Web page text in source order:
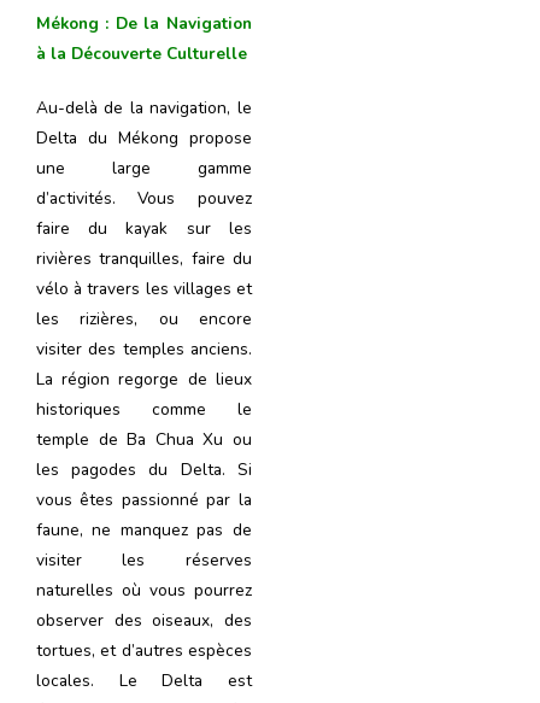
Mékong : De la Navigation
à la Découverte Culturelle
Au-delà de la navigation, le
Delta du Mékong propose
une large gamme
d’activités. Vous pouvez
faire du kayak sur les
rivières tranquilles, faire du
vélo à travers les villages et
les rizières, ou encore
visiter des temples anciens.
La région regorge de lieux
historiques comme le
temple de Ba Chua Xu ou
les pagodes du Delta. Si
vous êtes passionné par la
faune, ne manquez pas de
visiter les réserves
naturelles où vous pourrez
observer des oiseaux, des
tortues, et d’autres espèces
locales. Le Delta est